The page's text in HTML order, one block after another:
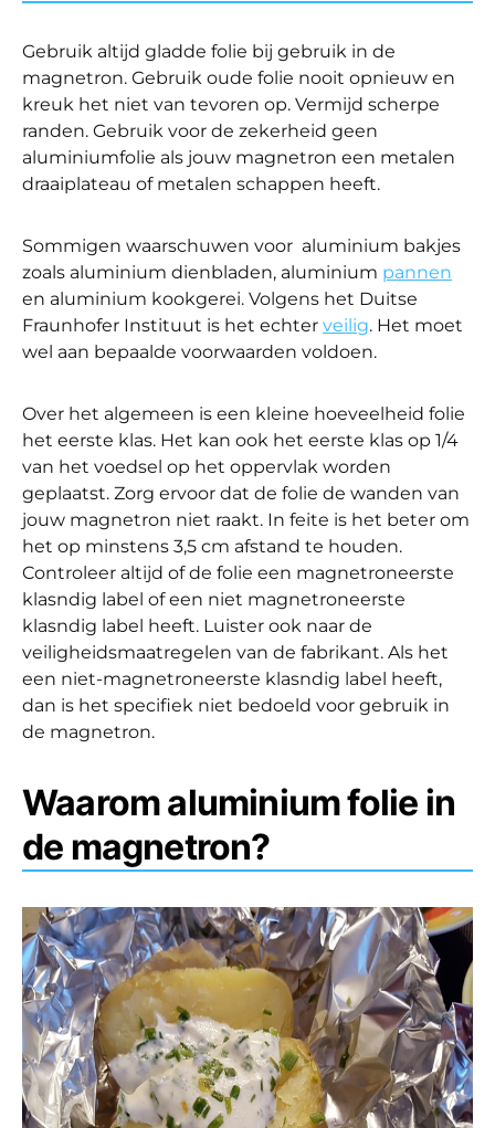
Gebruik altijd gladde folie bij gebruik in de
magnetron. Gebruik oude folie nooit opnieuw en
kreuk het niet van tevoren op. Vermijd scherpe
randen. Gebruik voor de zekerheid geen
aluminiumfolie als jouw magnetron een metalen
draaiplateau of metalen schappen heeft.
Sommigen waarschuwen voor aluminium bakjes
zoals aluminium dienbladen, aluminium pannen
en aluminium kookgerei. Volgens het Duitse
Fraunhofer Instituut is het echter veilig. Het moet
wel aan bepaalde voorwaarden voldoen.
Over het algemeen is een kleine hoeveelheid folie
het eerste klas. Het kan ook het eerste klas op 1/4
van het voedsel op het oppervlak worden
geplaatst. Zorg ervoor dat de folie de wanden van
jouw magnetron niet raakt. In feite is het beter om
het op minstens 3,5 cm afstand te houden.
Controleer altijd of de folie een magnetroneerste
klasndig label of een niet magnetroneerste
klasndig label heeft. Luister ook naar de
veiligheidsmaatregelen van de fabrikant. Als het
een niet-magnetroneerste klasndig label heeft,
dan is het specifiek niet bedoeld voor gebruik in
de magnetron.
Waarom aluminium folie in
de magnetron?